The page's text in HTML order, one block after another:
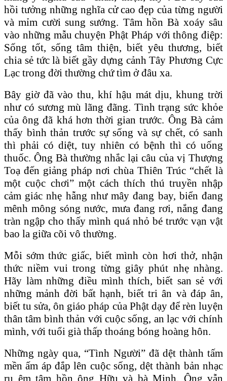
hồi tưởng những nghĩa cử cao đẹp của từng người
và mỉm cười sung sướng. Tâm hồn Bà xoáy sâu
vào những mẫu chuyện Phật Pháp với thông điệp:
Sống tốt, sống tâm thiện, biết yêu thương, biết
chia sẻ tức là biết gầy dựng cảnh Tây Phương Cực
Lạc trong đời thường chứ tìm ở đâu xa.
Bây giờ đã vào thu, khí hậu mát dịu, khung trời
như có sương mù lãng đãng. Tình trạng sức khỏe
của ông đã khá hơn thời gian trước. Ông Bà cảm
thấy bình thản trước sự sống và sự chết, có sanh
thì phải có diệt, tuy nhiên có bệnh thì có uống
thuốc. Ông Bà thường nhắc lại câu của vị Thượng
Toạ đến giảng pháp nơi chùa Thiên Trúc “chết là
một cuộc chơi” một cách thích thú truyền nhập
cảm giác nhẹ hẫng như mây đang bay, biển đang
mênh mông sóng nước, mưa đang rơi, nắng đang
tràn ngập cho thấy mình quá nhỏ bé trước vạn vật
bao la giữa cõi vô thường.
Mỗi sớm thức giấc, biết mình còn hơi thở, nhận
thức niềm vui trong từng giây phút nhẹ nhàng.
Hãy làm những điều mình thích, biết san sẻ với
những mảnh đời bất hạnh, biết tri ân và đáp ân,
biết tu sửa, ôn giáo pháp của Phật dạy để rèn luyện
thân tâm bình thản với cuộc sống, an lạc với chính
mình, với tuổi già thấp thoáng bóng hoàng hôn.
Những ngày qua, “Tình Người” đã dệt thành tấm
mền ấm áp đắp lên cuộc sống, dệt thành bản nhạc
ru êm tâm hồn ông Hữu và bà Minh. Ông vẫn